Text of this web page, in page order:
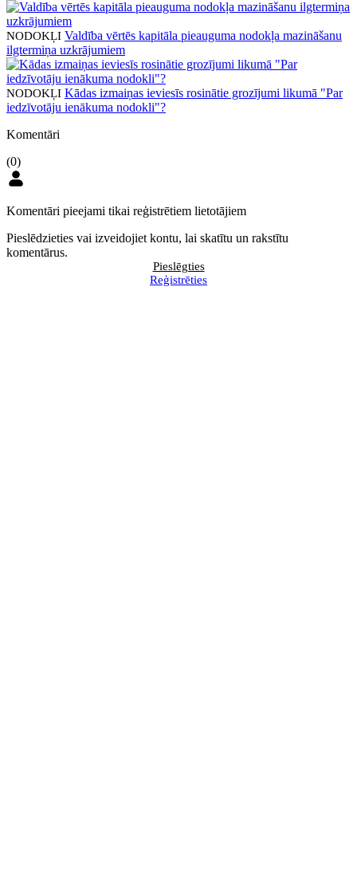
NODOKĻI Valdība vērtēs kapitāla pieauguma nodokļa mazināšanu
ilgtermiņa uzkrājumiem
NODOKĻI Kādas izmaiņas ieviesīs rosinātie grozījumi likumā "Par
iedzīvotāju ienākuma nodokli"?
Komentāri
(0)
Komentāri pieejami tikai reģistrētiem lietotājiem
Pieslēdzieties vai izveidojiet kontu, lai skatītu un rakstītu
komentārus.
Pieslēgties
Reģistrēties